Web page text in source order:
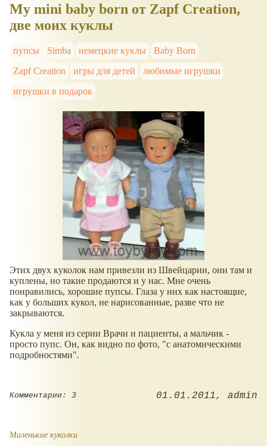
My mini baby born от Zapf Creation,
две моих куклы
пупсы Simba немецкие куклы
Baby Born
Zapf Creation
игры для детей
любимые игрушки
игрушки в подарок
Этих двух куколок нам привезли из Швейцарии, они там и
куплены, но такие продаются и у нас. Мне очень
понравились, хорошие пупсы. Глаза у них как настоящие,
как у больших кукол, не нарисованные, разве что не
закрываются.
Кукла у меня из серии Врачи и пациенты, а мальчик -
просто пупс. Он, как видно по фото, "с анатомическими
подробностями".
Комментарии: 3 01.01.2011 admin
Маленькие куколки